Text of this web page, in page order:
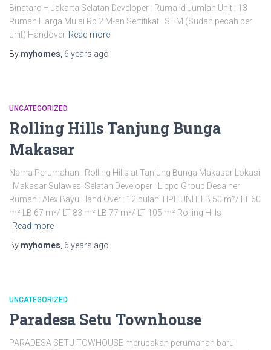
Binataro – Jakarta Selatan Developer : Ruma id Jumlah Unit : 13
Rumah Harga Mulai Rp 2 M-an Sertifikat : SHM (Sudah pecah per
unit) Handover Read more
By myhomes 6 years ago
UNCATEGORIZED
Rolling Hills Tanjung Bunga
Makasar
Nama Perumahan : Rolling Hills at Tanjung Bunga Makasar Lokasi
: Makasar Sulawesi Selatan Developer : Lippo Group Desainer
Rumah : Alex Bayu Hand Over : 12 bulan TIPE UNIT LB 50 m²/ LT 60
m² LB 67 m²/ LT 83 m² LB 77 m²/ LT 105 m² Rolling Hills
Read more
By myhomes 6 years ago
UNCATEGORIZED
Paradesa Setu Townhouse
PARADESA SETU TOWHOUSE merupakan perumahan baru